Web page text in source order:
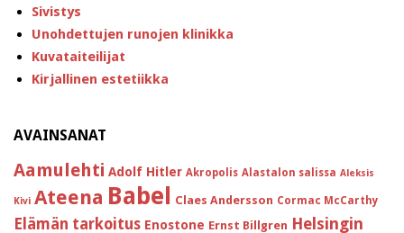
Sivistys
Unohdettujen runojen klinikka
Kuvataiteilijat
Kirjallinen estetiikka
AVAINSANAT
Aamulehti Adolf Hitler Akropolis Alastalon salissa Aleksis
Kivi Ateena Babel Claes Andersson Cormac McCarthy
Elämän tarkoitus Enostone Ernst Billgren Helsingin